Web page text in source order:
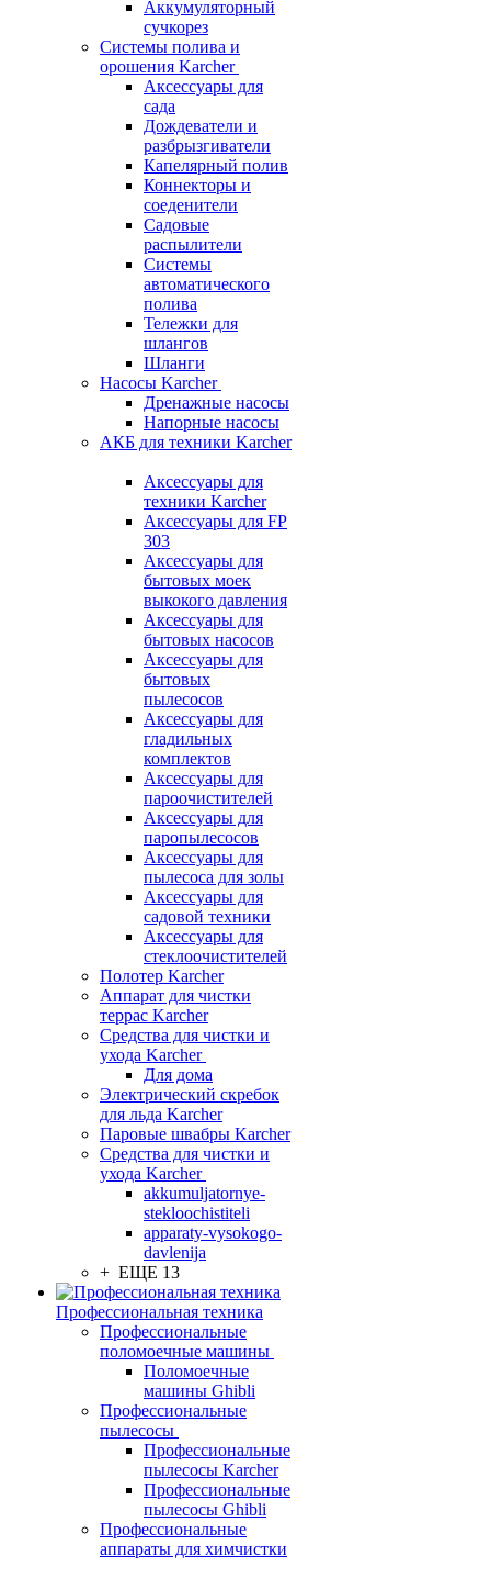
Аккумуляторный
сучкорез
Системы полива и
орошения Karcher
Аксессуары для
сада
Дождеватели и
разбрызгиватели
Капелярный полив
Коннекторы и
соеденители
Садовые
распылители
Системы
автоматического
полива
Тележки для
шлангов
Шланги
Насосы Karcher
Дренажные насосы
Напорные насосы
АКБ для техники Karcher
Аксессуары для
техники Karcher
Аксессуары для FP
303
Аксессуары для
бытовых моек
выкокого давления
Аксессуары для
бытовых насосов
Аксессуары для
бытовых
пылесосов
Аксессуары для
гладильных
комплектов
Аксессуары для
пароочистителей
Аксессуары для
паропылесосов
Аксессуары для
пылесоса для золы
Аксессуары для
садовой техники
Аксессуары для
стеклоочистителей
Полотер Karcher
Аппарат для чистки
террас Karcher
Средства для чистки и
ухода Karcher
Для дома
Электрический скребок
для льда Karcher
Паровые швабры Karcher
Средства для чистки и
ухода Karcher
akkumuljatornye-
stekloochistiteli
apparaty-vysokogo-
davlenija
+ ЕЩЕ 13
Профессиональная техника
Профессиональные
поломоечные машины
Поломоечные
машины Ghibli
Профессиональные
пылесосы
Профессиональные
пылесосы Karcher
Профессиональные
пылесосы Ghibli
Профессиональные
аппараты для химчистки